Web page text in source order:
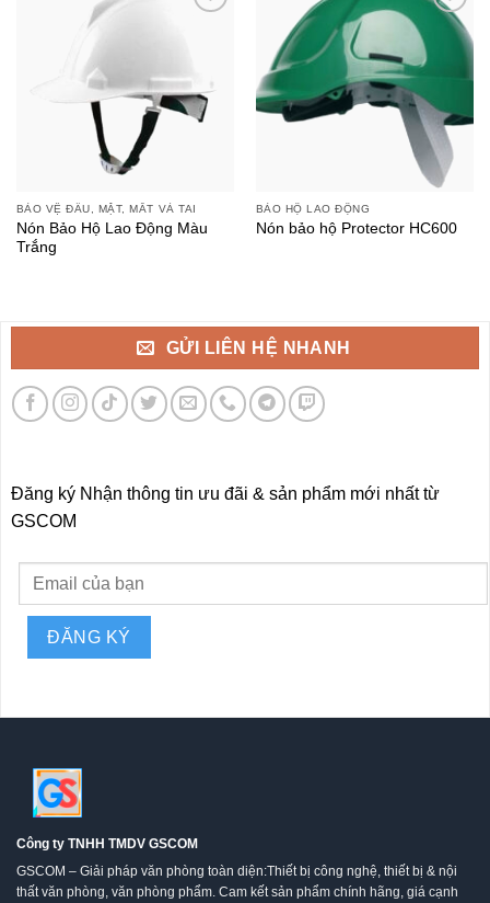
BẢO VỆ ĐẦU, MẶT, MẮT VÀ TAI
Nón Bảo Hộ Lao Động Màu
Trắng
BẢO HỘ LAO ĐỘNG
Nón bảo hộ Protector HC600
GỬI LIÊN HỆ NHANH
Đăng ký Nhận thông tin ưu đãi & sản phẩm mới nhất từ
GSCOM
Công ty TNHH TMDV GSCOM
GSCOM – Giải pháp văn phòng toàn diện:Thiết bị công nghệ, thiết bị & nội
thất văn phòng, văn phòng phẩm. Cam kết sản phẩm chính hãng, giá cạnh